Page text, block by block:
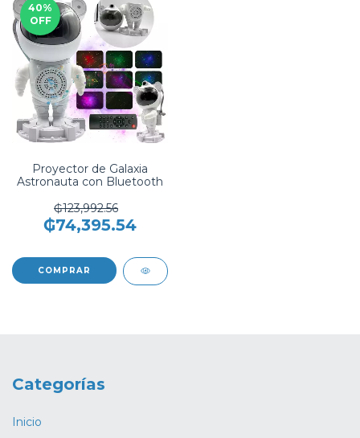
40%
OFF
Proyector de Galaxia
Astronauta con Bluetooth
₲123,992.56
₲74,395.54
COMPRAR
Categorías
Inicio